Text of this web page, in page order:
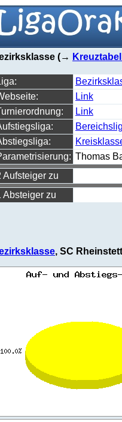
(→
Link
Link
Thomas
Aufsteiger zu
Absteiger zu
, SC